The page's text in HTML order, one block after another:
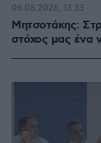
Μητσοτάκης:
στόχος μας ένα
06.08.2026, 13:33